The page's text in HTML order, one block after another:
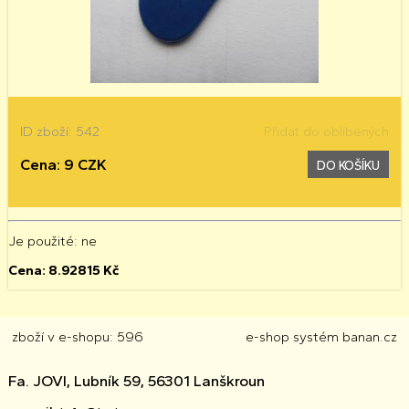
ID zboží: 542 Přidat do oblíbených
Cena: 9 CZK DO KOŠÍKU
Je použité: ne
Cena: 8.92815 Kč
zboží v e-shopu: 596 e-shop systém banan.cz
Fa. JOVI, Lubník 59, 56301 Lanškroun